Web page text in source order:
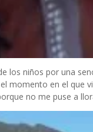
los niños por una
momento en el que
no me puse a